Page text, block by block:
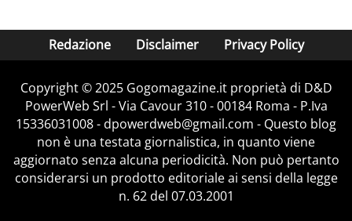
Redazione Disclaimer Privacy Policy
Copyright © 2025 Gogomagazine.it proprietà di D&D
PowerWeb Srl - Via Cavour 310 - 00184 Roma - P.Iva
15336031008 - dpowerdweb@gmail.com - Questo blog
non è una testata giornalistica, in quanto viene
aggiornato senza alcuna periodicità. Non può pertanto
considerarsi un prodotto editoriale ai sensi della legge
n. 62 del 07.03.2001